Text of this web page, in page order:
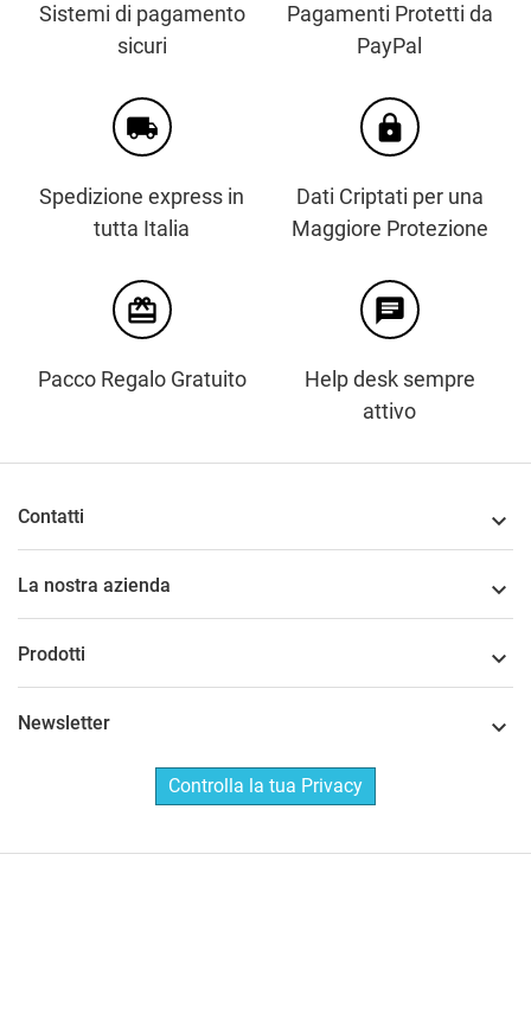
Sistemi di pagamento
sicuri
Pagamenti Protetti da
PayPal
local_shipping
Spedizione express in
tutta Italia
https
Dati Criptati per una
Maggiore Protezione
card_giftcard
Pacco Regalo Gratuito
chat
Help desk sempre
attivo
Contatti 
La nostra azienda 
Prodotti 
Newsletter 
Controlla la tua Privacy